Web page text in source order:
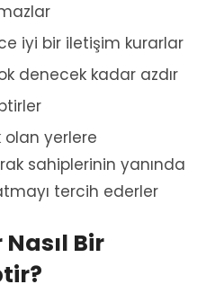
iyi bir iletişim kurarlar
denecek kadar azdır
olan yerlere
sahiplerinin yanında
tercih ederler
Bir